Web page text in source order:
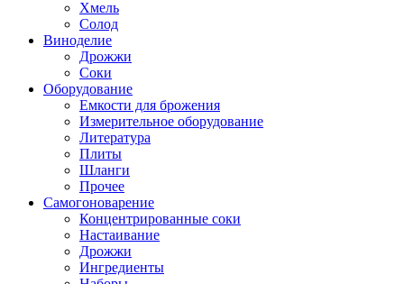
Хмель
Солод
Виноделие
Дрожжи
Соки
Оборудование
Емкости для брожения
Измерительное оборудование
Литература
Плиты
Шланги
Прочее
Самогоноварение
Концентрированные соки
Настаивание
Дрожжи
Ингредиенты